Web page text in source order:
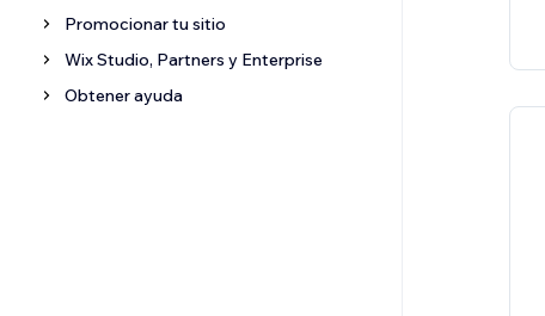
Promocionar tu sitio
Wix Studio, Partners y Enterprise
Obtener ayuda